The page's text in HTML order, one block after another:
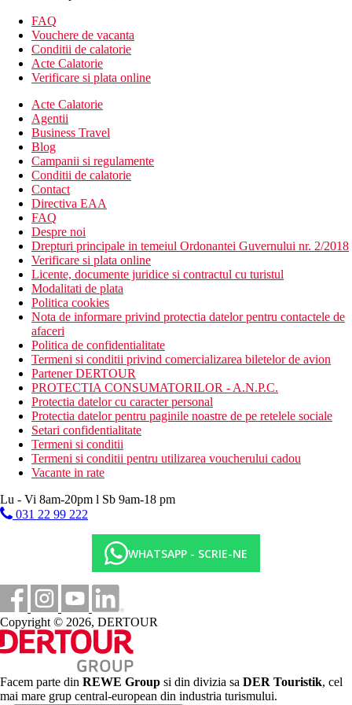
Alte tipuri de camere (daca nu este specificat altfel, camerele
sunt dotate cu facilitatile mentionate mai sus):
Camera de familie, 2 dormitoare, partea spre mare: 2
intr-o camera se afla un pat dublu, iar in cealalta 2
canapele.
Camera de familie, 2 dormitoare: 2 incaperi separate prin
cealalta 2 canapele.
Descrierea hotelului
Hotelul dispune de:
hol de intrare cu receptie
restaurant principal
3 restaurante à la carte (specific turcesc, italian, oriental;
rezervare necesara; 1 vizita gratuita/sejur)
snack bar
4 baruri
sala de conferinte
discoteca
Wi-Fi (gratuit)
magazine
salon de infrumusetare
amfiteatru
3 piscine
aquapark (11 tobogane pentru copii si adulti, dintre care 1
doar pentru copii)
piscina interioara incalzita
piscina pentru copii cu tobogane
loc de joaca pentru copii
Descrierea plajei
sezlonguri, umbrele, saltele si prosoape gratuite
bar pe plaja
Activitati sportive gratuite
programe de animatie
spectacole de seara si muzica live
tenis de masa
terenuri de tenis (iluminarea si echipamentul contra cost)
boccia
aerobic
baschet
gimnastica in apa
FAQ
Vouchere de vacanta
Conditii de calatorie
Acte Calatorie
Verificare si plata online
Acte Calatorie
Agentii
Business Travel
Blog
Campanii si regulamente
Conditii de calatorie
Contact
Directiva EAA
FAQ
Despre noi
Drepturi principale in temeiul Ordonantei Guvernului nr. 2/2018
Verificare si plata online
Licente, documente juridice si contractul cu turistul
Modalitati de plata
Politica cookies
Nota de informare privind protectia datelor pentru contactele de
afaceri
Politica de confidentialitate
Termeni si conditii privind comercializarea biletelor de avion
Partener DERTOUR
PROTECTIA CONSUMATORILOR - A.N.P.C.
Protectia datelor cu caracter personal
Protectia datelor pentru paginile noastre de pe retelele sociale
Setari confidentialitate
Termeni si conditii
Termeni si conditii pentru utilizarea voucherului cadou
Vacante in rate
Lu - Vi 8am-20pm l Sb 9am-18 pm
031 22 99 222
WHATSAPP - SCRIE-NE
Copyright © 2026, DERTOUR
Facem parte din REWE Group si din divizia sa DER Touristik, cel
mai mare grup central-european din industria turismului.